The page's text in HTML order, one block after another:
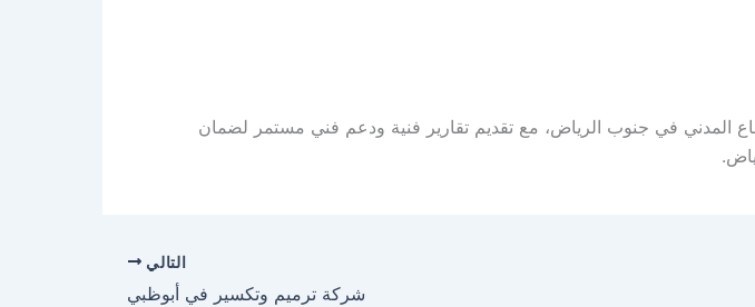
المدني في جنوب الرياض، مع تقديم تقارير فنية ودعم فني مستمر لضمان
التالي
شركة ترميم وتكسير في أبوظبي